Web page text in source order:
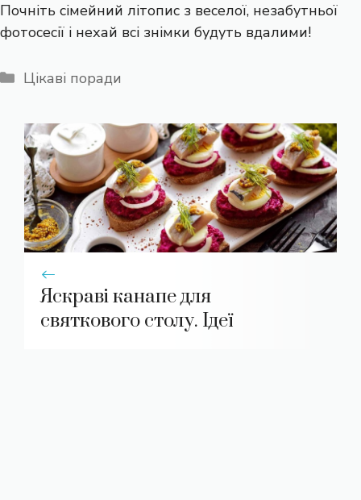
Почніть сімейний літопис з веселої, незабутньої
фотосесії і нехай всі знімки будуть вдалими!
Категорії
Цікаві поради
Яскраві канапе для
святкового столу. Ідеї